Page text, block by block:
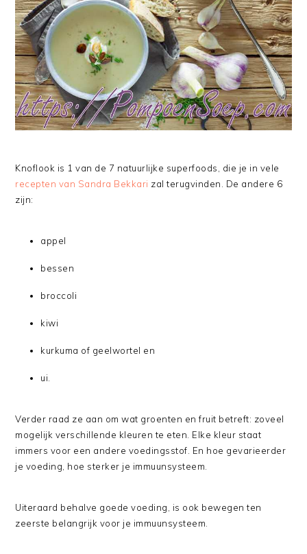
Knoflook is 1 van de 7 natuurlijke superfoods, die je in vele
recepten van Sandra Bekkari zal terugvinden. De andere 6
zijn:
appel
bessen
broccoli
kiwi
kurkuma of geelwortel en
ui.
Verder raad ze aan om wat groenten en fruit betreft: zoveel
mogelijk verschillende kleuren te eten. Elke kleur staat
immers voor een andere voedingsstof. En hoe gevarieerder
je voeding, hoe sterker je immuunsysteem.
Uiteraard behalve goede voeding, is ook bewegen ten
zeerste belangrijk voor je immuunsysteem.